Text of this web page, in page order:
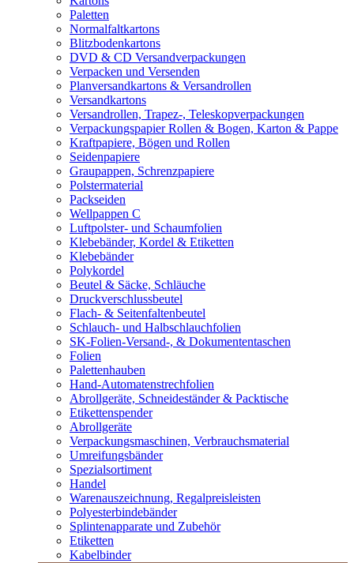
Paletten
Normalfaltkartons
Blitzbodenkartons
DVD & CD Versandverpackungen
Verpacken und Versenden
Planversandkartons & Versandrollen
Versandkartons
Versandrollen, Trapez-, Teleskopverpackungen
Verpackungspapier Rollen & Bogen, Karton & Pappe
Kraftpapiere, Bögen und Rollen
Seidenpapiere
Graupappen, Schrenzpapiere
Polstermaterial
Packseiden
Wellpappen C
Luftpolster- und Schaumfolien
Klebebänder, Kordel & Etiketten
Klebebänder
Polykordel
Beutel & Säcke, Schläuche
Druckverschlussbeutel
Flach- & Seitenfaltenbeutel
Schlauch- und Halbschlauchfolien
SK-Folien-Versand-, & Dokumententaschen
Folien
Palettenhauben
Hand-Automatenstrechfolien
Abrollgeräte, Schneideständer & Packtische
Etikettenspender
Abrollgeräte
Verpackungsmaschinen, Verbrauchsmaterial
Umreifungsbänder
Spezialsortiment
Handel
Warenauszeichnung, Regalpreisleisten
Polyesterbindebänder
Splintenapparate und Zubehör
Etiketten
Kabelbinder